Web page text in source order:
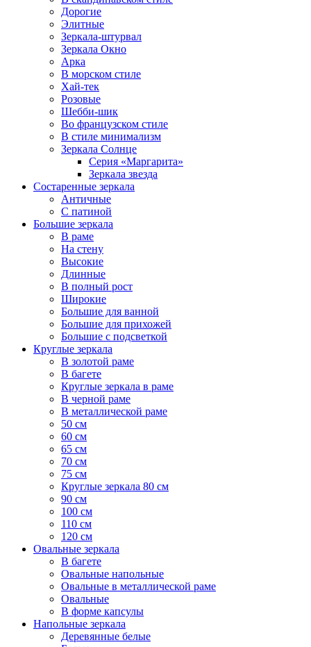
Дорогие
Элитные
Зеркала-штурвал
Зеркала Окно
Арка
В морском стиле
Хай-тек
Розовые
Шебби-шик
Во французском стиле
В стиле минимализм
Зеркала Солнце
Серия «Маргарита»
Зеркала звезда
Состаренные зеркала
Античные
С патиной
Большие зеркала
В раме
На стену
Высокие
Длинные
В полный рост
Широкие
Большие для ванной
Большие для прихожей
Большие с подсветкой
Круглые зеркала
В золотой раме
В багете
Круглые зеркала в раме
В черной раме
В металлической раме
50 см
60 см
65 см
70 см
75 см
Круглые зеркала 80 см
90 см
100 см
110 см
120 см
Овальные зеркала
В багете
Овальные напольные
Овальные в металлической раме
Овальные
В форме капсулы
Напольные зеркала
Деревянные белые